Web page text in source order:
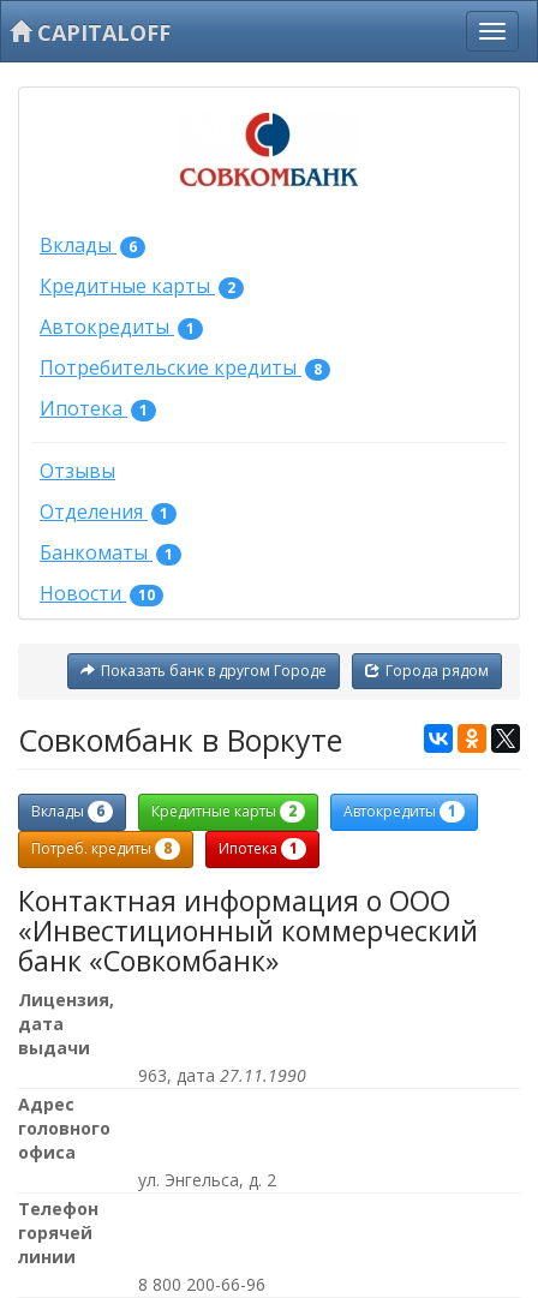
CAPITALOFF
Вклады 6
Кредитные карты 2
Автокредиты 1
Потребительские кредиты 8
Ипотека 1
Отзывы
Отделения
1
Банкоматы 1
Новости 10
Города рядом
Показать банк в другом Городе
Совкомбанк в Воркуте
Вклады 6 Кредитные карты 2 Автокредиты 1
Потреб. кредиты 8 Ипотека 1
Контактная информация о ООО
«Инвестиционный коммерческий
банк «Совкомбанк»
Лицензия,
дата
выдачи
963, дата 27.11.1990
Адрес
головного
офиса
ул. Энгельса, д. 2
Телефон
горячей
линии
8 800 200-66-96